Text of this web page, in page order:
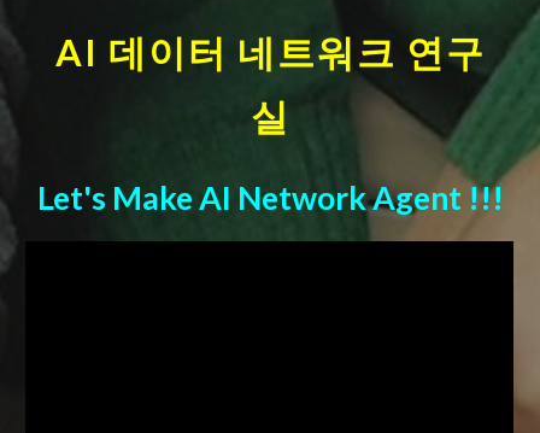
AI 데이터 네트워크 연구
실
Let's Make AI Network Agent !!!